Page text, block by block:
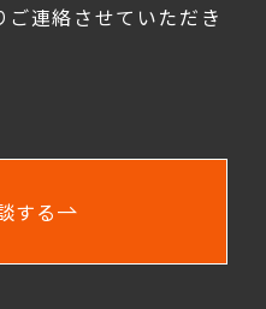
連絡させていただき
する